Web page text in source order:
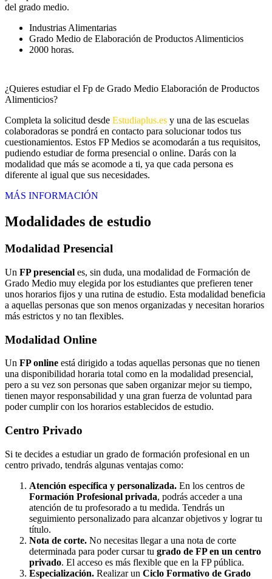
del grado medio.
Industrias Alimentarias
Grado Medio de Elaboración de Productos Alimenticios
2000 horas.
¿Quieres estudiar el Fp de Grado Medio Elaboración de Productos
Alimenticios?
Completa la solicitud desde Estudiaplus.es y una de las escuelas
colaboradoras se pondrá en contacto para solucionar todos tus
cuestionamientos. Estos FP Medios se acomodarán a tus requisitos,
pudiendo estudiar de forma presencial o online. Darás con la
modalidad que más se acomode a ti, ya que cada persona es
diferente al igual que sus necesidades.
MÁS INFORMACIÓN
Modalidades de estudio
Modalidad Presencial
Un FP presencial es, sin duda, una modalidad de Formación de
Grado Medio muy elegida por los estudiantes que prefieren tener
unos horarios fijos y una rutina de estudio. Esta modalidad beneficia
a aquellas personas que son menos organizadas y necesitan horarios
más estrictos y no tan flexibles.
Modalidad Online
Un FP online está dirigido a todas aquellas personas que no tienen
una disponibilidad horaria total como en la modalidad presencial,
pero a su vez son personas que saben organizar mejor su tiempo,
tienen mayor responsabilidad y una gran fuerza de voluntad para
poder cumplir con los horarios establecidos de estudio.
Centro Privado
Si te decides a estudiar un grado de formación profesional en un
centro privado, tendrás algunas ventajas como:
Atención específica y personalizada. En los centros de
Formación Profesional privada, podrás acceder a una
atención de tu profesorado a tu medida. Tendrás un
seguimiento personalizado para alcanzar objetivos y lograr tu
título.
Nota de corte. No necesitas llegar a una nota de corte
determinada para poder cursar tu grado de FP en un centro
privado. El acceso es más flexible que en la FP pública.
Especialización. Realizar un Ciclo Formativo de Grado